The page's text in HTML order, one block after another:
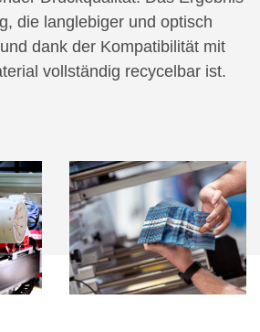
die langlebiger und optisch
dank der Kompatibilität mit
vollständig recycelbar ist.